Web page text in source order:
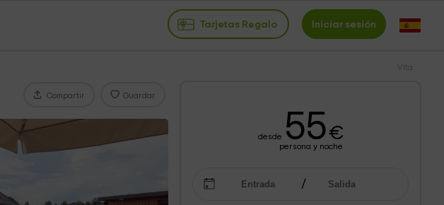
Tarjetas Regalo Iniciar sesión
Vita
Compartir Guardar
desde 55€
persona y noche